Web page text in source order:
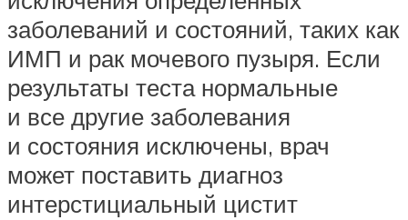
заболеваний и состояний, таких как
ИМП и рак мочевого пузыря. Если
результаты теста нормальные
и все другие заболевания
и состояния исключены, врач
может поставить диагноз
интерстициальный цистит